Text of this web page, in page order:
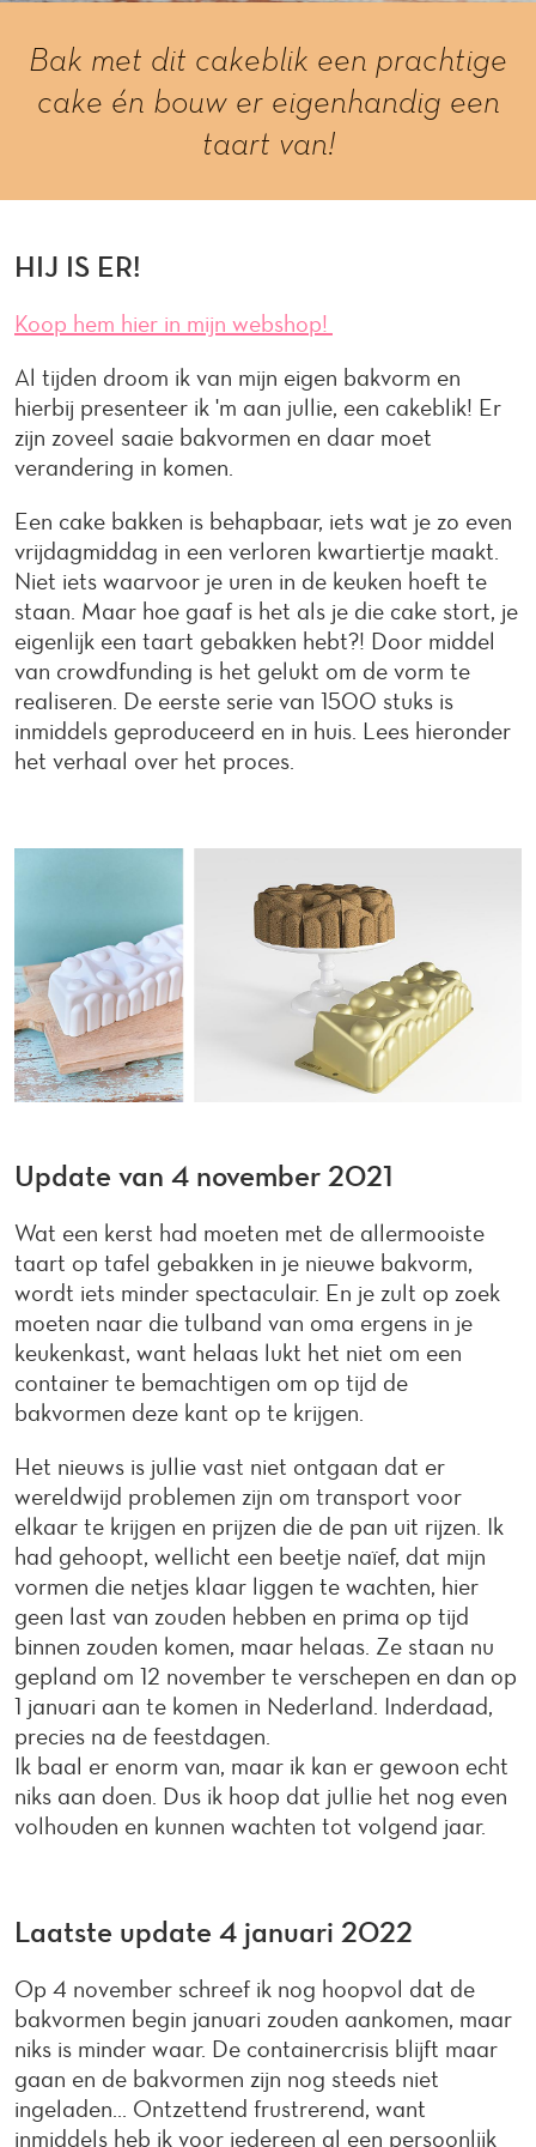
Bak met dit cakeblik een prachtige
cake én bouw er eigenhandig een
taart van!
HIJ IS ER!
Koop hem hier in mijn webshop!
Al tijden droom ik van mijn eigen bakvorm en
hierbij presenteer ik 'm aan jullie, een cakeblik! Er
zijn zoveel saaie bakvormen en daar moet
verandering in komen.
Een cake bakken is behapbaar, iets wat je zo even
vrijdagmiddag in een verloren kwartiertje maakt.
Niet iets waarvoor je uren in de keuken hoeft te
staan. Maar hoe gaaf is het als je die cake stort, je
eigenlijk een taart gebakken hebt?! Door middel
van crowdfunding is het gelukt om de vorm te
realiseren. De eerste serie van 1500 stuks is
inmiddels geproduceerd en in huis. Lees hieronder
het verhaal over het proces.
Update van 4 november 2021
Wat een kerst had moeten met de allermooiste
taart op tafel gebakken in je nieuwe bakvorm,
wordt iets minder spectaculair. En je zult op zoek
moeten naar die tulband van oma ergens in je
keukenkast, want helaas lukt het niet om een
container te bemachtigen om op tijd de
bakvormen deze kant op te krijgen.
Het nieuws is jullie vast niet ontgaan dat er
wereldwijd problemen zijn om transport voor
elkaar te krijgen en prijzen die de pan uit rijzen. Ik
had gehoopt, wellicht een beetje naïef, dat mijn
vormen die netjes klaar liggen te wachten, hier
geen last van zouden hebben en prima op tijd
binnen zouden komen, maar helaas. Ze staan nu
gepland om 12 november te verschepen en dan op
1 januari aan te komen in Nederland. Inderdaad,
precies na de feestdagen.
Ik baal er enorm van, maar ik kan er gewoon echt
niks aan doen. Dus ik hoop dat jullie het nog even
volhouden en kunnen wachten tot volgend jaar.
Laatste update 4 januari 2022
Op 4 november schreef ik nog hoopvol dat de
bakvormen begin januari zouden aankomen, maar
niks is minder waar. De containercrisis blijft maar
gaan en de bakvormen zijn nog steeds niet
ingeladen... Ontzettend frustrerend, want
inmiddels heb ik voor iedereen al een persoonlijk